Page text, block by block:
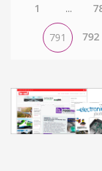
1 ...
791 792